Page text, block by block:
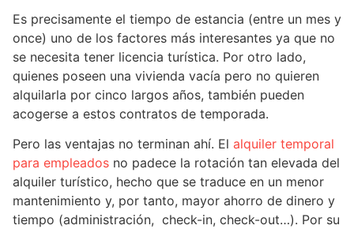
Es precisamente el tiempo de estancia (entre un mes y
once) uno de los factores más interesantes ya que no
se necesita tener licencia turística. Por otro lado,
quienes poseen una vivienda vacía pero no quieren
alquilarla por cinco largos años, también pueden
acogerse a estos contratos de temporada.
Pero las ventajas no terminan ahí. El alquiler temporal
para empleados no padece la rotación tan elevada del
alquiler turístico, hecho que se traduce en un menor
mantenimiento y, por tanto, mayor ahorro de dinero y
tiempo (administración, check-in, check-out…). Por su